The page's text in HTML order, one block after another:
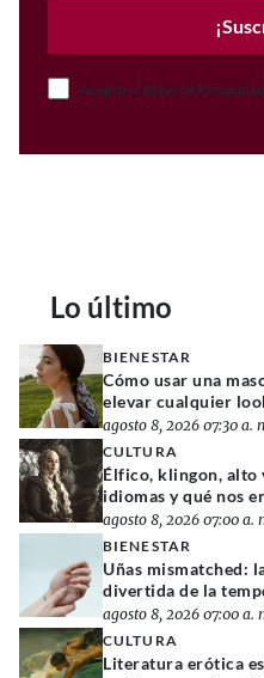
Acepto el Aviso de Privacidad
Lo último
BIENESTAR
Cómo usar una
elevar cualquier
agosto 8, 2026 07:30 a.
CULTURA
Élfico, klingon, alto
idiomas y qué nos
agosto 8, 2026 07:00 a.
BIENESTAR
Uñas mismatched:
divertida de la
agosto 8, 2026 07:00 a.
CULTURA
Literatura erótica